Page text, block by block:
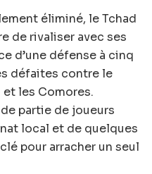
éliminé, le Tchad
de rivaliser avec ses
d’une défense à cinq
défaites contre le
et les Comores.
partie de joueurs
local et de quelques
pour arracher un seul